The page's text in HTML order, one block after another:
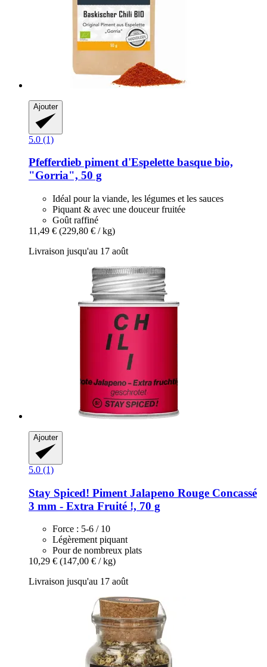
Ajouter
5.0 (1)
Pfefferdieb piment d'Espelette basque bio,
"Gorria", 50 g
Idéal pour la viande, les légumes et les sauces
Piquant & avec une douceur fruitée
Goût raffiné
11,49 € (229,80 € / kg)
Livraison jusqu'au 17 août
Ajouter
5.0 (1)
Stay Spiced! Piment Jalapeno Rouge Concassé
3 mm -​ Extra Fruité !, 70 g
Force : 5-6 / 10
Légèrement piquant
Pour de nombreux plats
10,29 € (147,00 € / kg)
Livraison jusqu'au 17 août